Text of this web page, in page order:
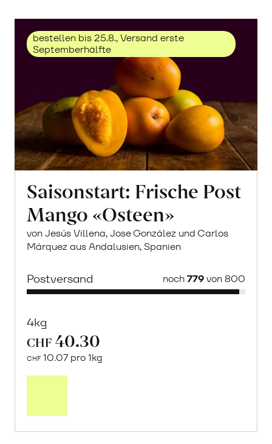
bestellen bis 25.8., Versand erste
Septemberhälfte
Saisonstart: Frische Post
Mango «Osteen»
von Jesús Villena, Jose González und Carlos
Márquez aus Andalusien, Spanien
Postversand noch779von 800
4kg
CHF 40.30
CHF 10.07 pro 1kg
Post